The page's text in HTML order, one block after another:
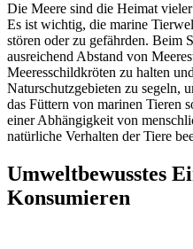
Die Meere sind die Heimat
Es ist wichtig, die marine
stören oder zu gefährden. Beim
ausreichend Abstand von
Meeresschildkröten zu halten
Naturschutzgebieten zu segeln,
das Füttern von marinen Tieren
einer Abhängigkeit von
natürliche Verhalten der Tiere
Umweltbewusstes
Konsumieren